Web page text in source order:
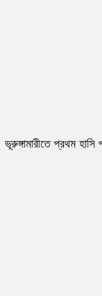
ভূরুঙ্গামারীতে প্রথম হাসি